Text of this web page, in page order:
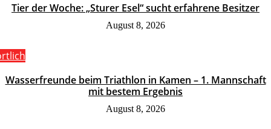
Tier der Woche: „Sturer Esel“ sucht erfahrene Besitzer
August 8, 2026
Wasserfreunde beim Triathlon in Kamen – 1. Mannschaft
mit bestem Ergebnis
August 8, 2026